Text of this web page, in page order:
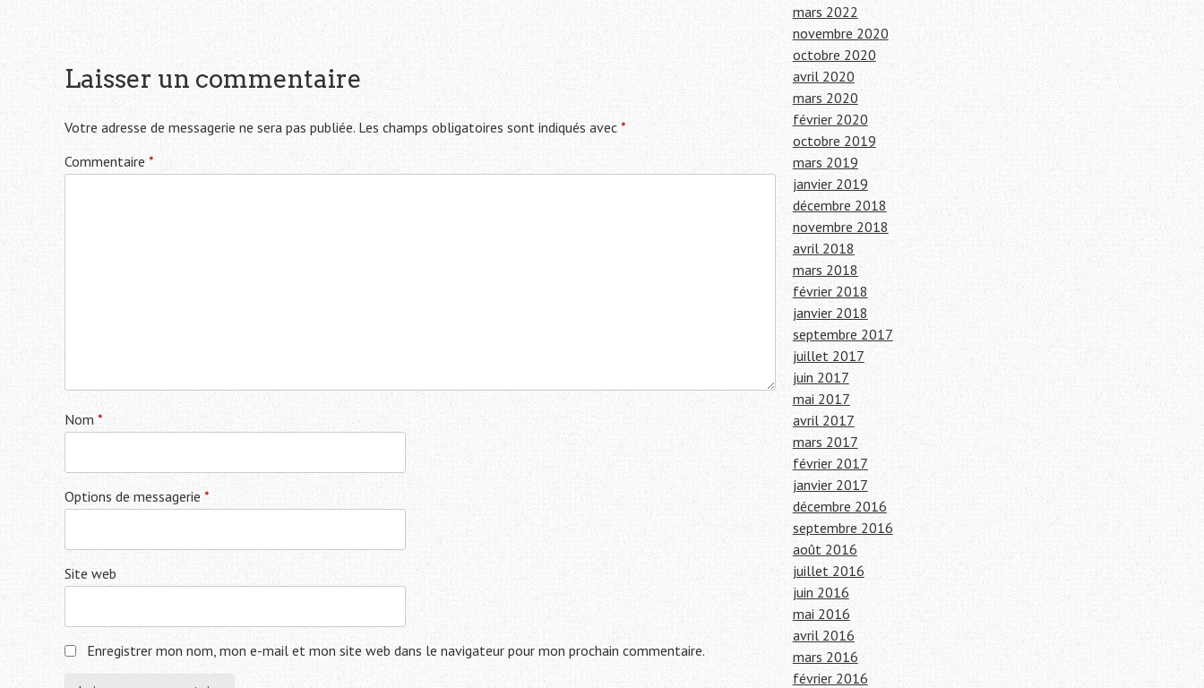
Laisser un commentaire
Votre adresse de messagerie ne sera pas publiée. Les champs obligatoires sont indiqués avec *
Commentaire *
Nom *
Options de messagerie *
Site web
Enregistrer mon nom, mon e-mail et mon site web dans le navigateur pour mon prochain commentaire.
mars 2022
novembre 2020
octobre 2020
avril 2020
mars 2020
février 2020
octobre 2019
mars 2019
janvier 2019
décembre 2018
novembre 2018
avril 2018
mars 2018
février 2018
janvier 2018
septembre 2017
juillet 2017
juin 2017
mai 2017
avril 2017
mars 2017
février 2017
janvier 2017
décembre 2016
septembre 2016
août 2016
juillet 2016
juin 2016
mai 2016
avril 2016
mars 2016
février 2016